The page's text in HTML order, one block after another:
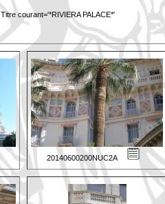
courant='*RIVIERA PALACE*'
20140600200NUC2A